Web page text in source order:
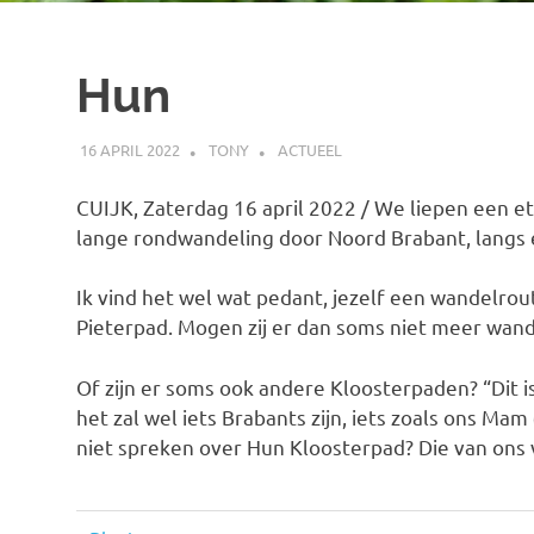
Hun
16 APRIL 2022 TONY ACTUEEL
CUIJK, Zaterdag 16 april 2022 / We liepen een
lange rondwandeling door Noord Brabant,
Ik vind het wel wat pedant, jezelf een
Pieterpad. Mogen zij er dan soms niet meer
Of zijn er soms ook andere Kloosterpaden? “Dit
het zal wel iets Brabants zijn, iets zoals ons
niet spreken over Hun Kloosterpad? Die van